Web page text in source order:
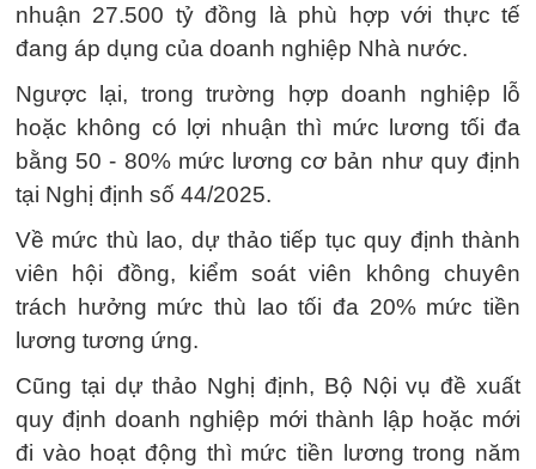
nhuận 27.500 tỷ đồng là phù hợp với thực tế
đang áp dụng của doanh nghiệp Nhà nước.
Ngược lại, trong trường hợp doanh nghiệp lỗ
hoặc không có lợi nhuận thì mức lương tối đa
bằng 50 - 80% mức lương cơ bản như quy định
tại Nghị định số 44/2025.
Về mức thù lao, dự thảo tiếp tục quy định thành
viên hội đồng, kiểm soát viên không chuyên
trách hưởng mức thù lao tối đa 20% mức tiền
lương tương ứng.
Cũng tại dự thảo Nghị định, Bộ Nội vụ đề xuất
quy định doanh nghiệp mới thành lập hoặc mới
đi vào hoạt động thì mức tiền lương trong năm